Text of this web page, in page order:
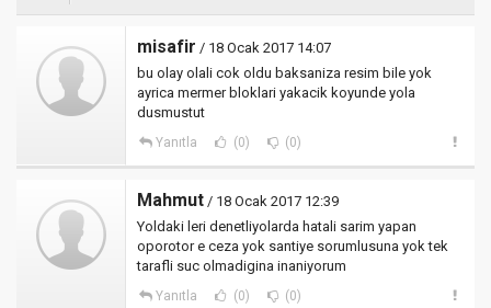
misafir / 18 Ocak 2017 14:07
bu olay olali cok oldu baksaniza resim bile yok
ayrica mermer bloklari yakacik koyunde yola
dusmustut
Yanıtla (0) (0)
Mahmut / 18 Ocak 2017 12:39
Yoldaki leri denetliyolarda hatali sarim yapan
oporotor e ceza yok santiye sorumlusuna yok tek
tarafli suc olmadigina inaniyorum
Yanıtla (0) (0)